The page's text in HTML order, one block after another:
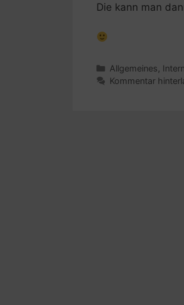
Die kann man
Kategorien
Allgemeines
Kommentar